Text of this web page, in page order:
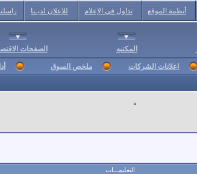
أنظمة الموقع تداول في الإعلام للإعلان لديـنا
المكتبه الصفحات
اعلانات الشركات ملخص السوق
التعليمـــات